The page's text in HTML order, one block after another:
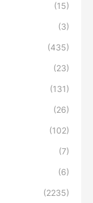
(15)
(3)
(435)
(23)
(131)
(26)
(102)
(7)
(6)
(2235)